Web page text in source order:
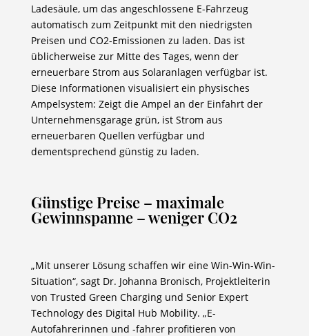
Ladesäule, um das angeschlossene E-Fahrzeug
automatisch zum Zeitpunkt mit den niedrigsten
Preisen und CO2-Emissionen zu laden. Das ist
üblicherweise zur Mitte des Tages, wenn der
erneuerbare Strom aus Solaranlagen verfügbar ist.
Diese Informationen visualisiert ein physisches
Ampelsystem: Zeigt die Ampel an der Einfahrt der
Unternehmensgarage grün, ist Strom aus
erneuerbaren Quellen verfügbar und
dementsprechend günstig zu laden.
Günstige Preise – maximale
Gewinnspanne – weniger CO2
„Mit unserer Lösung schaffen wir eine Win-Win-Win-
Situation“, sagt Dr. Johanna Bronisch, Projektleiterin
von Trusted Green Charging und Senior Expert
Technology des Digital Hub Mobility. „E-
Autofahrerinnen und -fahrer profitieren von